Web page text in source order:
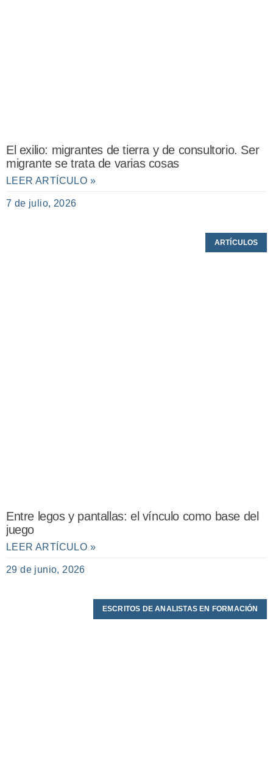
El exilio: migrantes de tierra y de consultorio. Ser
migrante se trata de varias cosas
LEER ARTÍCULO »
7 de julio, 2026
ARTÍCULOS
Entre legos y pantallas: el vínculo como base del
juego
LEER ARTÍCULO »
29 de junio, 2026
ESCRITOS DE ANALISTAS EN FORMACIÓN